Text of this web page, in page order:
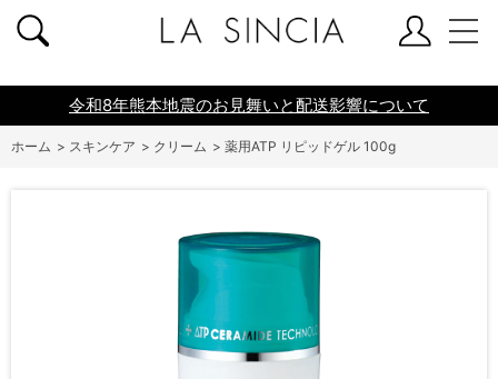
共通ヘッダー
令和8年熊本地震のお見舞いと配送影響について
ホーム > スキンケア > クリーム > 薬用ATP リピッドゲル 100g